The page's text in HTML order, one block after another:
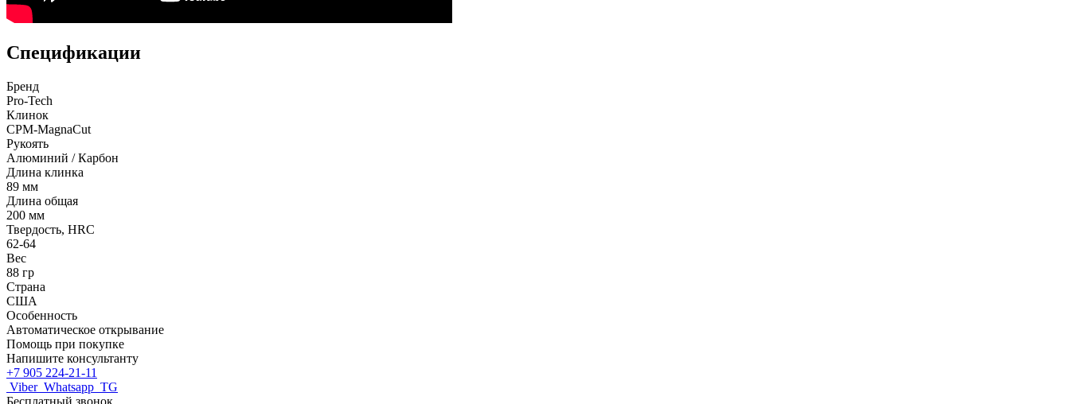
Спецификации
Бренд
Pro-Tech
Клинок
CPM-MagnaCut
Рукоять
Алюминий / Карбон
Длина клинка
89 мм
Длина общая
200 мм
Твердость, HRC
62-64
Вес
88 гр
Страна
США
Особенность
Автоматическое открывание
Помощь при покупке
Напишите консультанту
+7 905 224-21-11
Viber Whatsapp TG
Бесплатный звонок